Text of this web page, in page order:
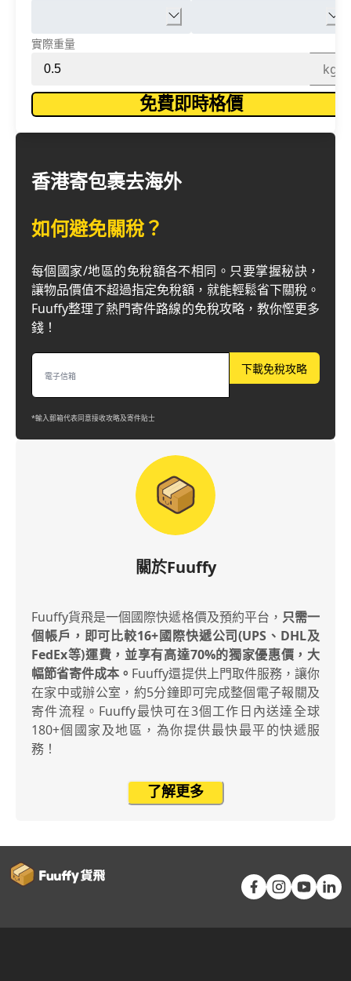
關於Fuuffy
Fuuffy貨飛是一個國際快遞格價及預約平台， 只需一
個帳戶，即可比較16+國際快遞公司(UPS、DHL及
FedEx等)運費，並享有高達70%的獨家優惠價，大
幅節省寄件成本。 Fuuffy還提供上門取件服務，讓你
在家中或辦公室，約5分鐘即可完成整個電子報關及
寄件流程。Fuuffy最快可在3個工作日內送達全球
180+個國家及地區，為你提供最快最平的快遞服
務！
了解更多
香港寄包裹去海外
如何避免關稅？
每個國家/地區的免稅額各不相同。只要掌握秘訣，
讓物品價值不超過指定免稅額，就能輕鬆省下關稅。
Fuuffy整理了熱門寄件路線的免稅攻略，教你慳更多
錢！
下載免稅攻略
*輸入郵箱代表同意接收攻略及寄件貼士
實際重量
kg
免費即時格價